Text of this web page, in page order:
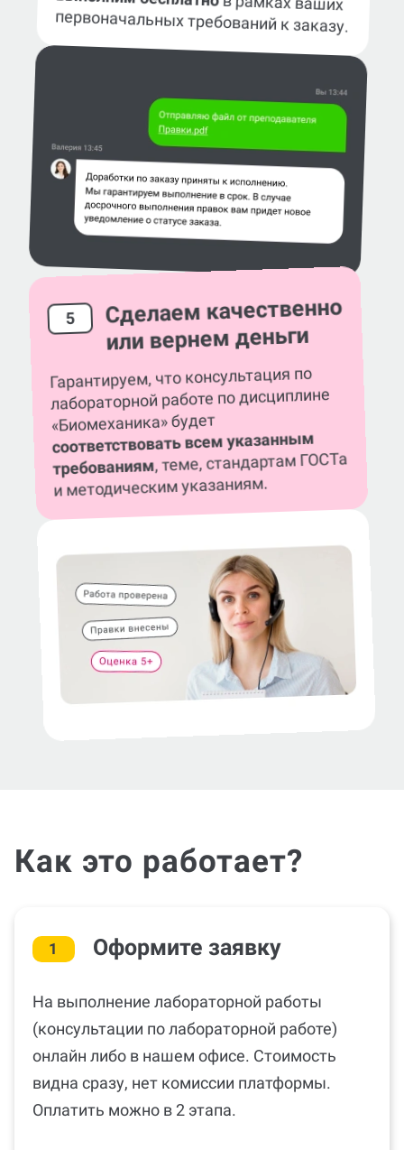
первоначальных требований к заказу.
5 Сделаем качественно
или вернем деньги
Гарантируем, что консультация по
лабораторной работе по дисциплине
«Биомеханика» будет
соответствовать всем указанным
требованиям, теме, стандартам ГОСТа
и методическим указаниям.
Как это работает?
1 Оформите заявку
На выполнение лабораторной работы
(консультации по лабораторной работе)
онлайн либо в нашем офисе. Стоимость
видна сразу, нет комиссии платформы.
Оплатить можно в 2 этапа.